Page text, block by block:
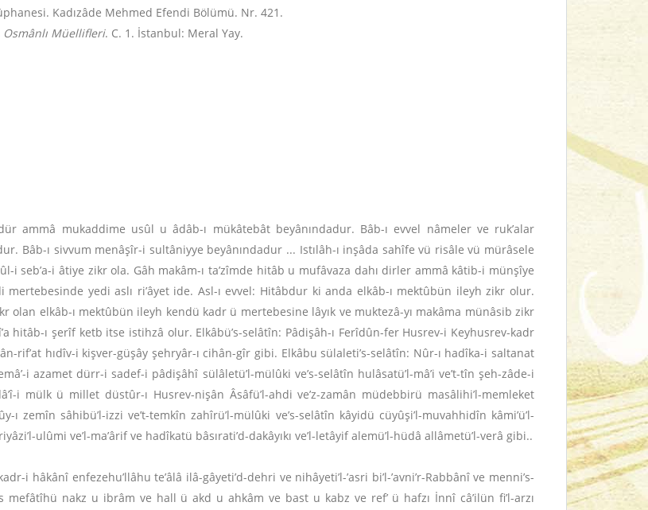
Kadızâde Mehmed Efendi Bölümü. Nr. 421.
Osmânlı Müellifleri. C. 1. İstanbul: Meral Yay.
ammâ mukaddime usûl u âdâb-ı mükâtebât beyânındadur. Bâb-ı evvel nâmeler ve ruk’alar
Bâb-ı sivvum menâşîr-i sultâniyye beyânındadur ... Istılâh-ı inşâda sahîfe vü risâle vü mürâsele
seb’a-i âtiye zikr ola. Gâh makâm-ı ta’zîmde hitâb u mufâvaza dahı dirler ammâ kâtib-i münşîye
yedi aslı ri’âyet ide. Asl-ı evvel: Hitâbdur ki anda elkâb-ı mektûbün ileyh zikr olur.
elkâb-ı mektûbün ileyh kendü kadr ü mertebesine lâyık ve muktezâ-yı makâma münâsib zikr
hitâb-ı şerîf ketb itse istihzâ olur. Elkâbü’s-selâtîn: Pâdişâh-ı Ferîdûn-fer Husrev-i Keyhusrev-kadr
rif’at hıdîv-i kişver-güşây şehryâr-ı cihân-gîr gibi. Elkâbu sülaleti’s-selâtîn: Nûr-ı hadîka-i saltanat
i azamet dürr-i sadef-i pâdişâhî sülâletü’l-mülûki ve’s-selâtîn hulâsatü’l-mâ’i ve’t-tîn şeh-zâde-i
i mülk ü millet düstûr-ı Husrev-nişân Âsâfü’l-ahdi ve’z-zamân müdebbirü masâlihi’l-memleket
ı zemîn sâhibü’l-izzi ve’t-temkîn zahîrü’l-mülûki ve’s-selâtîn kâyidü cüyûşi’l-muvahhidîn kâmi’ü’l-
ulûmi ve’l-ma’ârif ve hadîkatü bâsırati’d-dakâyıkı ve’l-letâyif alemü’l-hüdâ allâmetü’l-verâ gibi..
i hâkânî enfezehu’llâhu te’âlâ ilâ-gâyeti’d-dehri ve nihâyeti’l-’asri bi’l-’avni’r-Rabbânî ve menni’s-
nakz u ibrâm ve hall ü akd u ahkâm ve bast u kabz ve ref’ ü hafzı İnnî câ’ilün fi’l-arzı